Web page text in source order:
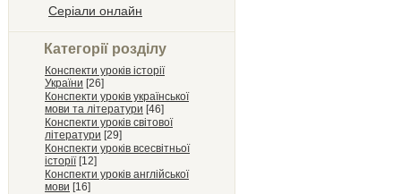
Серіали онлайн
Категорії розділу
Конспекти уроків історії
України [26]
Конспекти уроків української
мови та літератури [46]
Конспекти уроків світової
літератури [29]
Конспекти уроків всесвітньої
історії [12]
Конспекти уроків англійської
мови [16]